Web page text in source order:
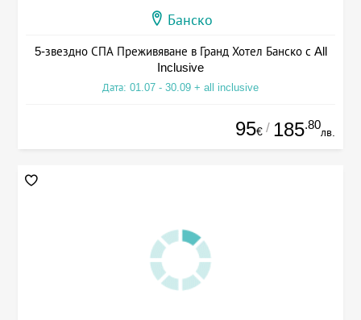
Банско
5-звездно СПА Преживяване в Гранд Хотел Банско с All
Inclusive
Дата: 01.07 - 30.09 + all inclusive
95€ / 185.80
лв.